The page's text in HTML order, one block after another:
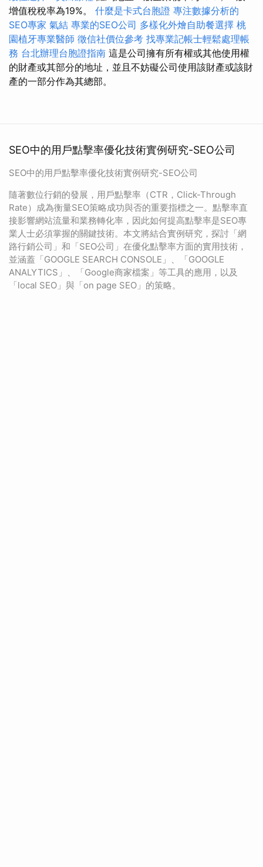
增值稅稅率為19%。 什麼是卡式台胞證 專注數據分析的
SEO專家 氣結 專業的SEO公司 多樣化外燴自助餐選擇 桃
園植牙專業醫師 徵信社價位參考 找專業記帳士輕鬆處理帳
務 台北辦理台胞證指南 這是公司擁有所有權或其他使用權
的財產或其部分的地址，並且不妨礙公司使用該財產或該財
產的一部分作為其總部。
SEO中的用戶點擊率優化技術實例研究-SEO公司
SEO中的用戶點擊率優化技術實例研究-SEO公司
隨著數位行銷的發展，用戶點擊率（CTR，Click-Through
Rate）成為衡量SEO策略成功與否的重要指標之一。點擊率直
接影響網站流量和業務轉化率，因此如何提高點擊率是SEO專
業人士必須掌握的關鍵技術。本文將結合實例研究，探討「網
路行銷公司」和「SEO公司」在優化點擊率方面的實用技術，
並涵蓋「GOOGLE SEARCH CONSOLE」、「GOOGLE
ANALYTICS」、「Google商家檔案」等工具的應用，以及
「local SEO」與「on page SEO」的策略。